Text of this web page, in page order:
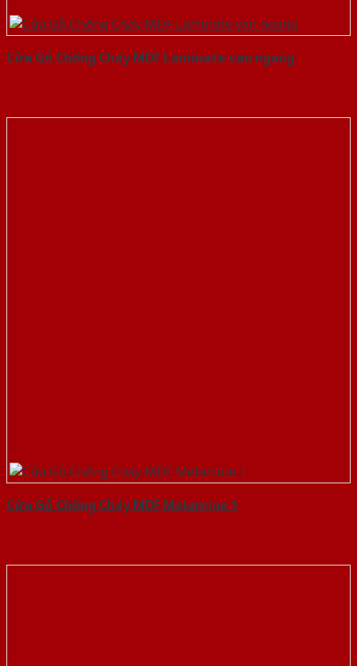
Cửa Gỗ Chống Cháy MDF Laminate van ngang
Cửa Gỗ Chống Cháy MDF Melamine 1